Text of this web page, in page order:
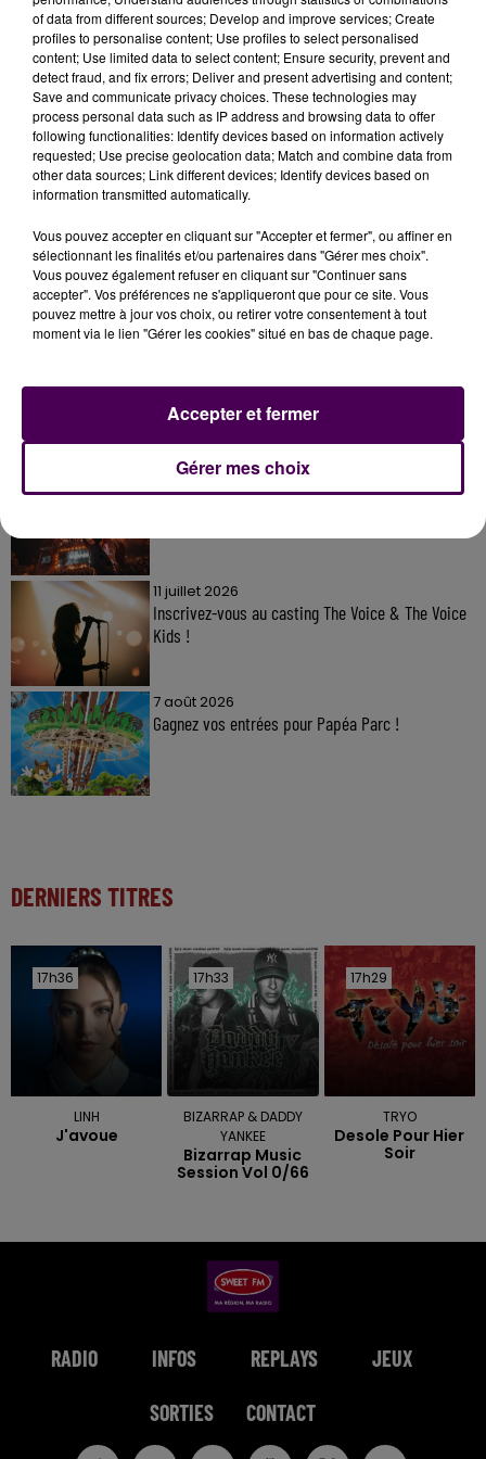
Paris-Levallois samedi puis Chalon-sur-Saône mardi
prochain.
Écouter le podcast
Crédit photo : Dominique Breugnot
Gagnez vos pass pour le V and B Fest' 2026 !
11 juillet 2026
Inscrivez-vous au casting The Voice & The Voice
Kids !
7 août 2026
Gagnez vos entrées pour Papéa Parc !
DERNIERS TITRES
17h36
17h36
LINH
J'avoue
17h33
17h33
BIZARRAP & DADDY
YANKEE
Bizarrap Music
Session Vol 0/66
17h29
17h29
TRYO
Desole Pour Hier
Soir
RADIO INFOS REPLAYS JEUX
SORTIES CONTACT
of data from different sources; Develop and improve services; Create
profiles to personalise content; Use profiles to select personalised
content; Use limited data to select content; Ensure security, prevent and
detect fraud, and fix errors; Deliver and present advertising and content;
Save and communicate privacy choices. These technologies may
process personal data such as IP address and browsing data to offer
following functionalities: Identify devices based on information actively
requested; Use precise geolocation data; Match and combine data from
other data sources; Link different devices; Identify devices based on
information transmitted automatically.
Vous pouvez accepter en cliquant sur "Accepter et fermer", ou affiner en
sélectionnant les finalités et/ou partenaires dans "Gérer mes choix".
Vous pouvez également refuser en cliquant sur "Continuer sans
accepter". Vos préférences ne s'appliqueront que pour ce site. Vous
pouvez mettre à jour vos choix, ou retirer votre consentement à tout
moment via le lien "Gérer les cookies" situé en bas de chaque page.
Gérer mes choix
Accepter et fermer